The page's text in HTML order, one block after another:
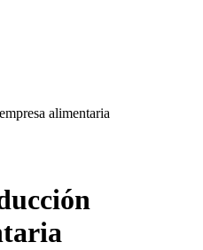
alimentaria